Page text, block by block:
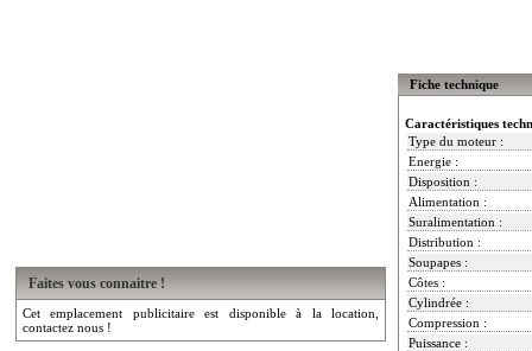
Faites vous connaitre !
Cet emplacement publicitaire est disponible à la location,
contactez nous !
Fiche technique
Caractéristiques
Type du moteur :
Energie :
Disposition :
Alimentation :
Suralimentation :
Distribution :
Soupapes :
Côtes :
Cylindrée :
Compression :
Puissance :